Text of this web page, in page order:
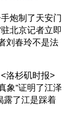
炮制了天安门
北京记者立即
刘春玲不是法
洛杉矶时报>
象”证明了江泽
露了江是踩着